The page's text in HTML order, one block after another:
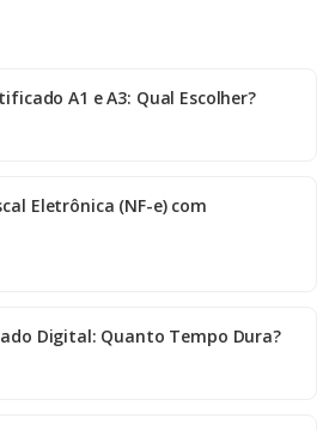
A1 e A3: Qual Escolher?
Eletrônica (NF-e) com
Digital: Quanto Tempo Dura?